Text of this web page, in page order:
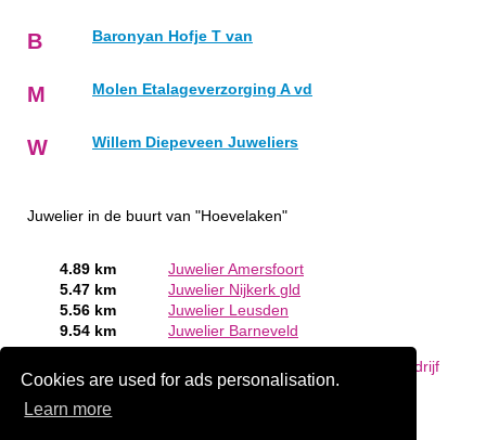
Cookies are used for ads personalisation.
Learn more
B Baronyan Hofje T van
M Molen Etalageverzorging A vd
W Willem Diepeveen Juweliers
Juwelier in de buurt van "Hoevelaken"
4.89 km
Juwelier Amersfoort
5.47 km
Juwelier Nijkerk gld
5.56 km
Juwelier Leusden
9.54 km
Juwelier Barneveld
Meld een bedrijf
gratis aan